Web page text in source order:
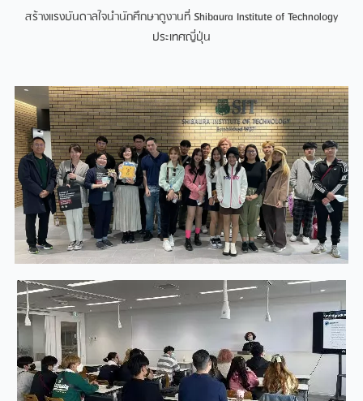
สรางแรงบันดาลใจนํานักศึกษาดูงานที่ Shibaura Institute of Technology
ประเทศญี่ปุน